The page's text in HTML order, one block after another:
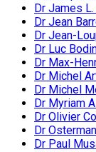
Dr James
Dr Jean
Dr Jean-
Dr Luc
Dr Max-
Dr Michel
Dr Michel
Dr Myriam
Dr Olivier
Dr
Dr Paul